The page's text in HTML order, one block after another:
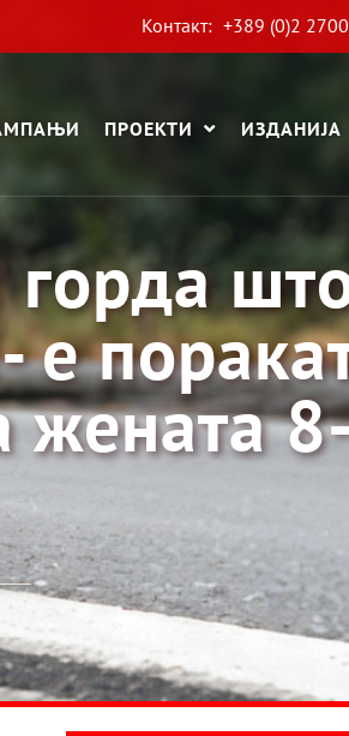
Контакт: +389 (0)2
ПРОЕКТИ ИЗДАНИЈА
жената